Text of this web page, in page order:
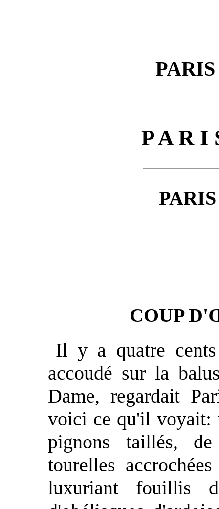
P A R I
COUP
Il y a quatre cents
accoudé sur la
Dame, regardait
voici ce qu'il voyait:
pignons taillés,
tourelles
luxuriant fouillis